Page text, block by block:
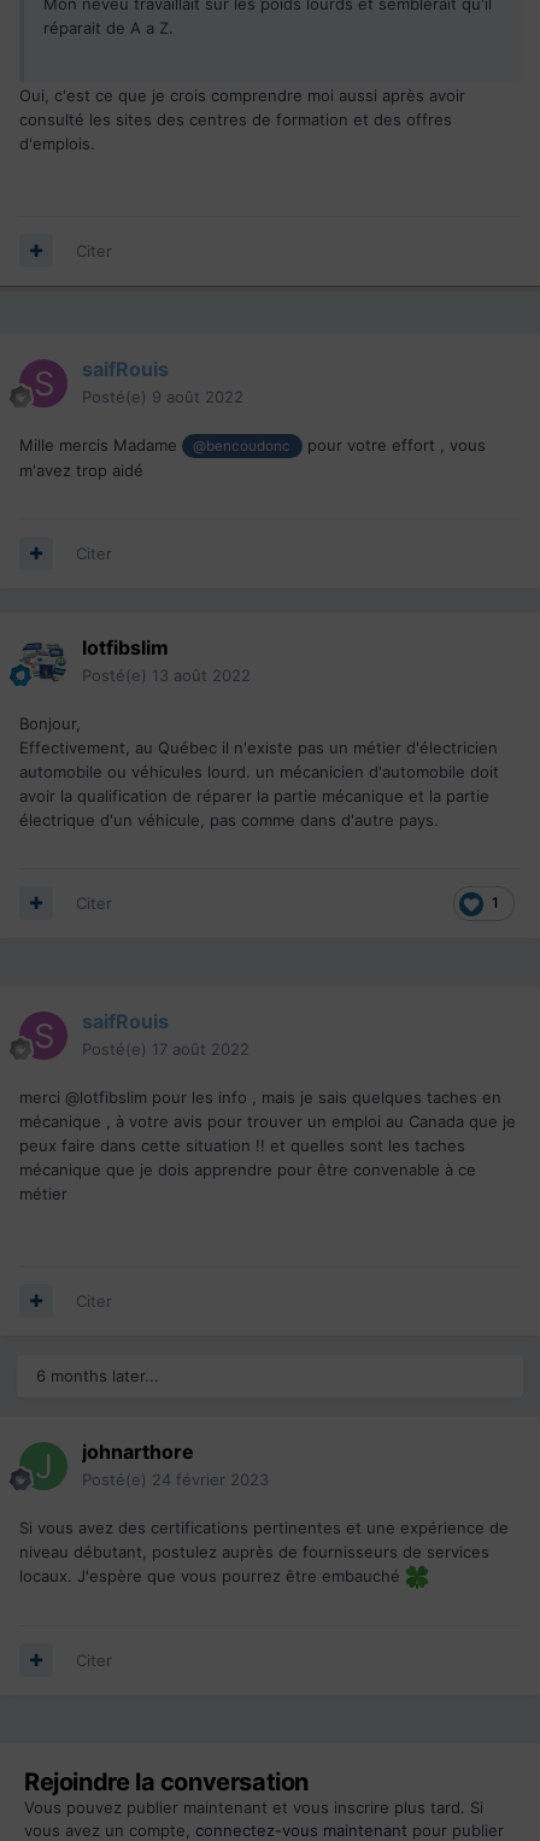
réparait de A a Z.
Oui, c'est ce que je crois comprendre moi aussi après avoir
consulté les sites des centres de formation et des offres
d'emplois.
Citer
saifRouis
Posté(e) 9 août 2022
Mille mercis Madame @bencoudonc
pour votre effort , vous
m'avez trop aidé
Citer
lotfibslim
Posté(e) 13 août 2022
Bonjour,
Effectivement, au Québec il n'existe pas un métier d'électricien
automobile ou véhicules lourd. un mécanicien d'automobile doit
avoir la qualification de réparer la partie mécanique et la partie
électrique d'un véhicule, pas comme dans d'autre pays.
1
Citer
saifRouis
Posté(e) 17 août 2022
merci @lotfibslim pour les info , mais je sais quelques taches en
mécanique , à votre avis pour trouver un emploi au Canada que je
peux faire dans cette situation !! et quelles sont les taches
mécanique que je dois apprendre pour être convenable à ce
métier
Citer
6 months later...
johnarthore
Posté(e) 24 février 2023
Si vous avez des certifications pertinentes et une expérience de
niveau débutant, postulez auprès de fournisseurs de services
locaux. J'espère que vous pourrez être embauché
Citer
Rejoindre la conversation
Vous pouvez publier maintenant et vous inscrire plus tard. Si
vous avez un compte, connectez-vous maintenant pour publier